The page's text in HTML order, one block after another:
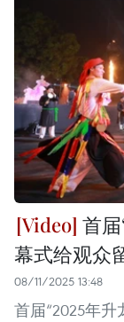
首
幕式给观众
08/11/2025 13:48
首届“2025年升